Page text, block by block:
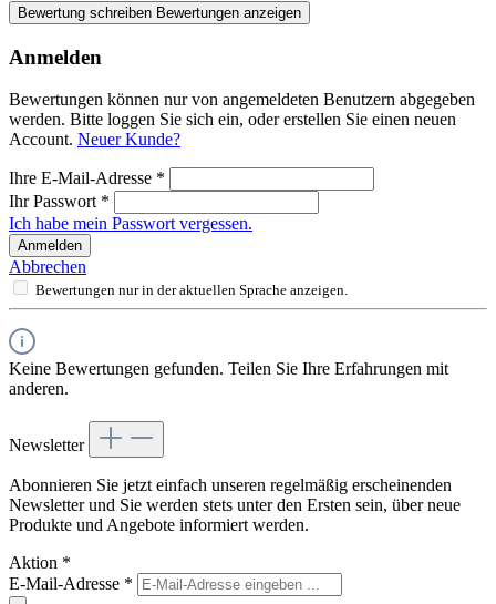
Bewertung schreiben Bewertungen anzeigen
Anmelden
Bewertungen können nur von angemeldeten Benutzern abgegeben
werden. Bitte loggen Sie sich ein, oder erstellen Sie einen neuen
Account. Neuer Kunde?
Ihre E-Mail-Adresse *
Ihr Passwort *
Ich habe mein Passwort vergessen.
Anmelden
Abbrechen
Bewertungen nur in der aktuellen Sprache anzeigen.
Keine Bewertungen gefunden. Teilen Sie Ihre Erfahrungen mit
anderen.
Newsletter
Abonnieren Sie jetzt einfach unseren regelmäßig erscheinenden
Newsletter und Sie werden stets unter den Ersten sein, über neue
Produkte und Angebote informiert werden.
Aktion *
E-Mail-Adresse *